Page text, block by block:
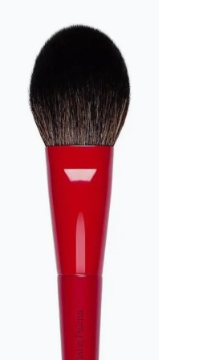
CAPELLI
Shampoo
Balsamo
Olii Capelli
Sieri e Cristalli
Cera e Crema
Colorazione
Shampoo